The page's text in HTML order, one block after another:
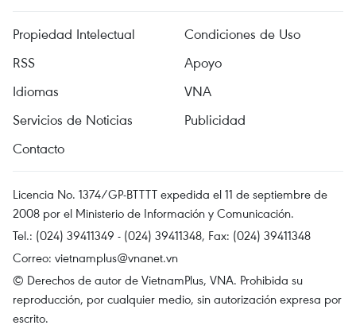
Propiedad Intelectual
Condiciones de Uso
RSS
Apoyo
Idiomas
VNA
Servicios de Noticias
Publicidad
Contacto
Licencia No. 1374/GP-BTTTT expedida el 11 de septiembre de
2008 por el Ministerio de Información y Comunicación.
Tel.: (024) 39411349 - (024) 39411348, Fax: (024) 39411348
Correo: vietnamplus@vnanet.vn
© Derechos de autor de VietnamPlus, VNA. Prohibida su
reproducción, por cualquier medio, sin autorización expresa por
escrito.